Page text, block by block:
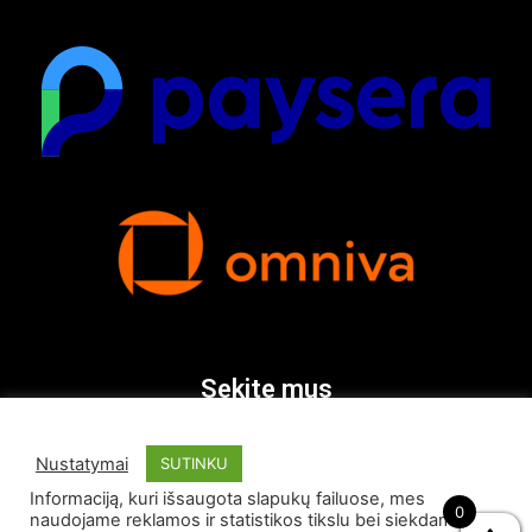
Sekite mus
Nustatymai SUTINKU
Informaciją, kuri išsaugota slapukų failuose, mes
naudojame reklamos ir statistikos tikslu bei siekdami0